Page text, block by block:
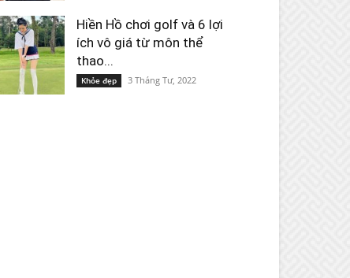
Hiền Hồ chơi golf và 6 lợi
ích vô giá từ môn thể
thao...
Khỏe đẹp 3 Tháng Tư, 2022